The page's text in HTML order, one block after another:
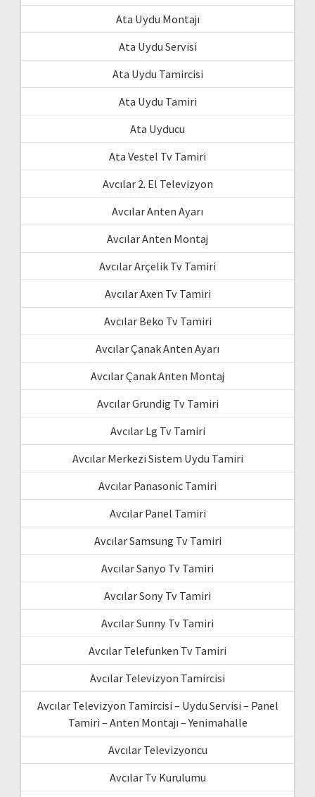
Ata Uydu Montajı
Ata Uydu Servisi
Ata Uydu Tamircisi
Ata Uydu Tamiri
Ata Uyducu
Ata Vestel Tv Tamiri
Avcılar 2. El Televizyon
Avcılar Anten Ayarı
Avcılar Anten Montaj
Avcılar Arçelik Tv Tamiri
Avcılar Axen Tv Tamiri
Avcılar Beko Tv Tamiri
Avcılar Çanak Anten Ayarı
Avcılar Çanak Anten Montaj
Avcılar Grundig Tv Tamiri
Avcılar Lg Tv Tamiri
Avcılar Merkezi Sistem Uydu Tamiri
Avcılar Panasonic Tamiri
Avcılar Panel Tamiri
Avcılar Samsung Tv Tamiri
Avcılar Sanyo Tv Tamiri
Avcılar Sony Tv Tamiri
Avcılar Sunny Tv Tamiri
Avcılar Telefunken Tv Tamiri
Avcılar Televizyon Tamircisi
Avcılar Televizyon Tamircisi – Uydu Servisi – Panel
Tamiri – Anten Montajı – Yenimahalle
Avcılar Televizyoncu
Avcılar Tv Kurulumu